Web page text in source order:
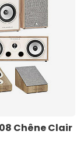
Chêne Clair